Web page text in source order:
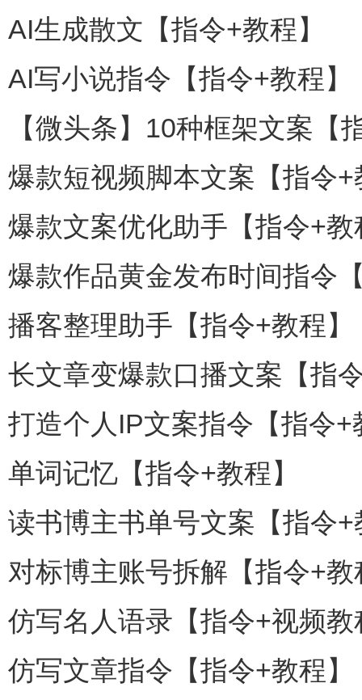
AI生成散文【指令+教程】
AI写小说指令【指令+教程】
【微头条】10种框架文案【
爆款短视频脚本文案【指令+
爆款文案优化助手【指令+教
爆款作品黄金发布时间指令
播客整理助手【指令+教程】
长文章变爆款口播文案【指
打造个人IP文案指令【指令+
单词记忆【指令+教程】
读书博主书单号文案【指令+
对标博主账号拆解【指令+教
仿写名人语录【指令+视频教
仿写文章指令【指令+教程】